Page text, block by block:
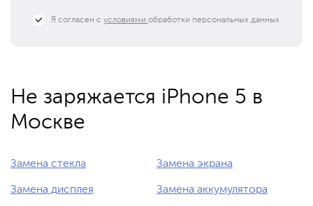
Я согласен с условиями обработки персональных данных
Не заряжается iPhone 5 в
Москве
Замена стекла Замена экрана
Замена дисплея Замена аккумулятора